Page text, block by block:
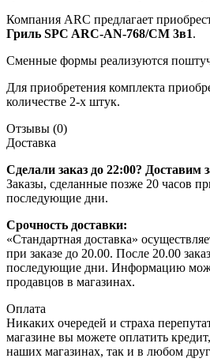
Компания ARC предлагает
Гриль SPC ARC-AN-768/CM 3в1.
Сменные формы реализуются
Для приобретения комплекта
количестве 2-х штук.
Отзывы (0)
Доставка
Сделали заказ до 22:00? Доставим
Заказы, сделанные позже 20 часов
последующие дни.
Срочность доставки:
«Стандартная доставка»
при заказе до 20.00. После 20.00
последующие дни. Информацию
продавцов в магазинах.
Оплата
Никаких очередей и страха
магазине вы можете оплатить
наших магазинах, так и в любом